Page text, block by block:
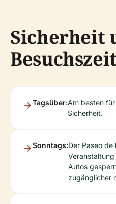
Sicherheit
Tagsüber:Am besten
Sicherheit.
Sonntags:Der Paseo
Autos
zugänglicher